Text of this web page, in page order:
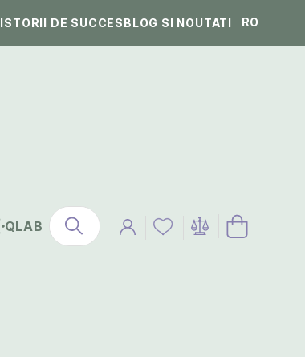
ISTORII DE SUCCESBLOG SI NOUTATI RO
QLAB